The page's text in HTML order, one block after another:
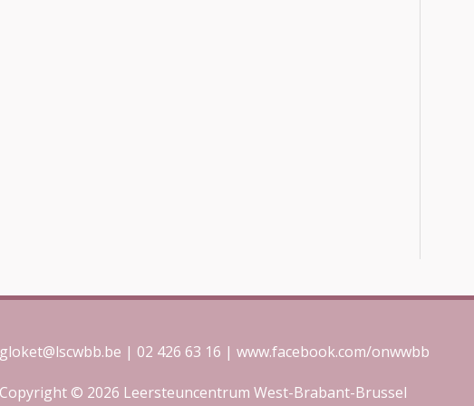
| 02 426 63 16 | www.facebook.com/onwwbb
Copyright © 2026 Leersteuncentrum West-Brabant-Brussel